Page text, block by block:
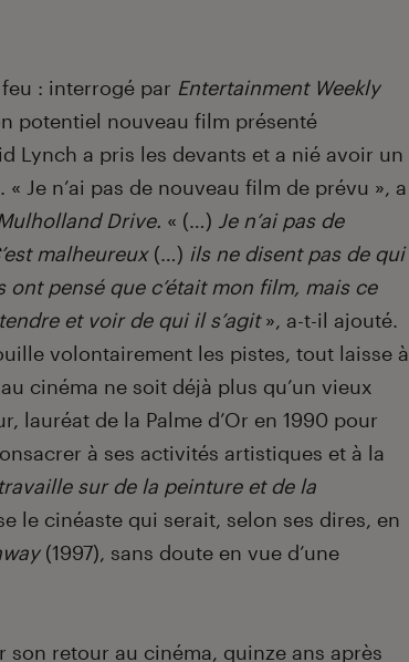
: interrogé par Entertainment Weekly
potentiel nouveau film présenté
Lynch a pris les devants et a nié avoir un
Je n’ai pas de nouveau film de prévu », a
Drive. « (…) Je n’ai pas de
malheureux(…) ils ne disent pas de qui
ont pensé que c’était mon film, mais ce
et voir de qui il s’agit», a-t-il ajouté.
volontairement les pistes, tout laisse à
cinéma ne soit déjà plus qu’un vieux
lauréat de la Palme d’Or en 1990 pour
à ses activités artistiques et à la
sur de la peinture et de la
le cinéaste qui serait, selon ses dires, en
(1997), sans doute en vue d’une
son retour au cinéma, quinze ans après